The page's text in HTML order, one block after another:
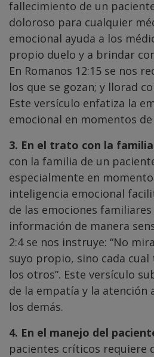
fallecimiento de un
doloroso para cualquier
emocional ayuda a los
propio duelo y a brindar
En Romanos 12:15 se nos
los que se gozan; y llorad
Este versículo enfatiza la
emocional en momentos
3. En el trato con la
con la familia de un
especialmente en
inteligencia emocional
de las emociones
información de manera
2:4 se nos instruye: “No
suyo propio, sino cada
los otros”. Este versículo
de la empatía y la atención
los demás.
4. En el manejo del
pacientes críticos requiere